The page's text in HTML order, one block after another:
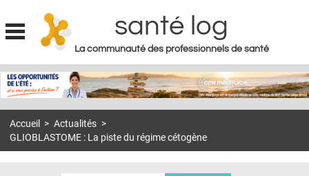
Jump to navigation
santé log
La communauté des professionnels de santé
MON COMPTE
S'ABONNER À LA REVUE SOIN À DOMICILE
Accueil > Actualités >
GLIOBLASTOME : La piste du régime cétogène